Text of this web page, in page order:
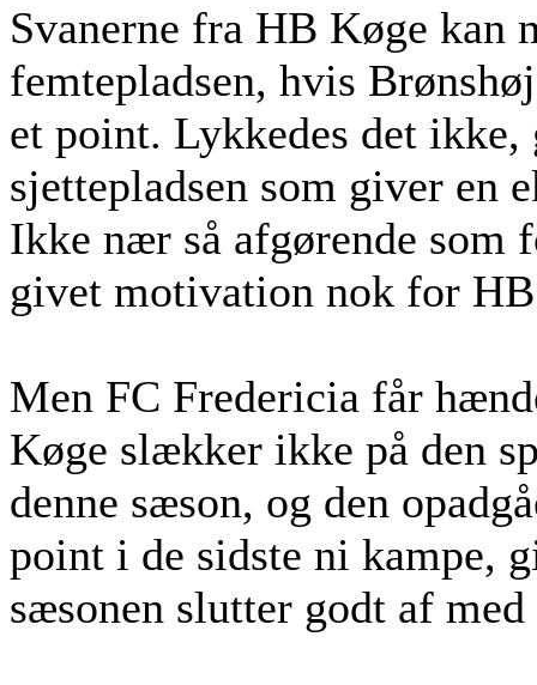
Svanerne fra HB Køge kan
femtepladsen, hvis
et point. Lykkedes det
sjettepladsen som giver en
Ikke nær så afgørende som
givet motivation nok for
Men FC Fredericia får
Køge slækker ikke på den
denne sæson, og den
point i de sidste ni kampe,
sæsonen slutter godt af